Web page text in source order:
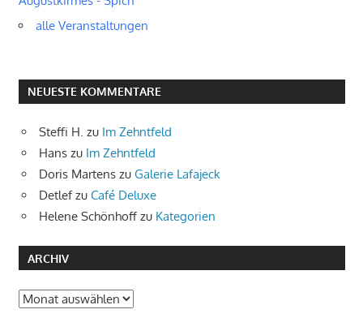
alle Veranstaltungen
NEUESTE KOMMENTARE
Steffi H. zu Im Zehntfeld
Hans zu Im Zehntfeld
Doris Martens zu Galerie Lafajeck
Detlefzu Café Deluxe
Helene Schönhoff zu Kategorien
ARCHIV
Archiv